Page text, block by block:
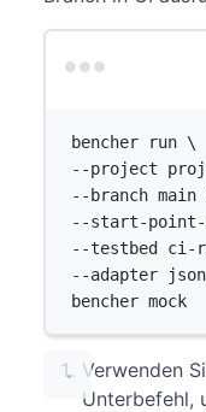
bencher run \
--project
--branch main
--start-point-
--testbed ci-
--adapter
json
bencher mock
Verwenden
Unterbefehl,